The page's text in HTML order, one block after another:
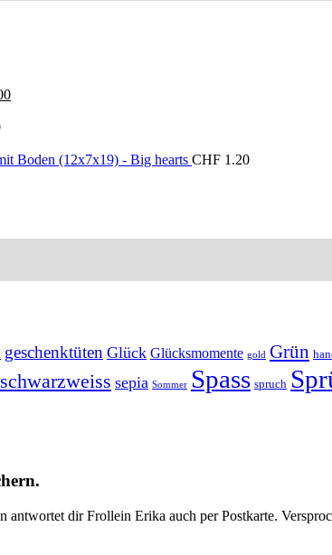
Aktueller
Boden (12x7x19) - Big hearts CHF 1.20
geschenktüten Glück Glücksmomente gold Grün
schwarzweiss sepia Sommer Spass spruch
dir Frollein Erika auch per Postkarte.